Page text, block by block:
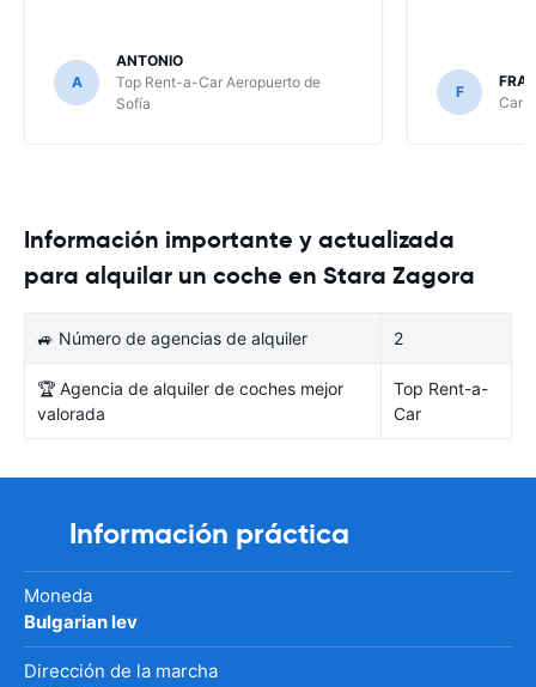
A
ANTONIO
Top Rent-a-Car Aeropuerto de
Sofía
F
Información importante y actualizada
para alquilar un coche en Stara Zagora
🚙 Número de agencias de alquiler 2
🏆 Agencia de alquiler de coches mejor
valorada
Top Rent-a-
Car
Información práctica
Moneda
Bulgarian lev
Dirección de la marcha